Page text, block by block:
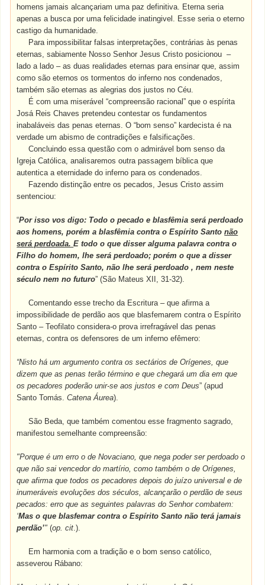
homens jamais alcançariam uma paz definitiva. Eterna seria
apenas a busca por uma felicidade inatingivel. Esse seria o eterno
castigo da humanidade.
Para impossibilitar falsas interpretações, contrárias às penas
eternas, sabiamente Nosso Senhor Jesus Cristo posicionou –
lado a lado – as duas realidades eternas para ensinar que, assim
como são eternos os tormentos do inferno nos condenados,
também são eternas as alegrias dos justos no Céu.
É com uma miserável “compreensão racional” que o espírita
Josá Reis Chaves pretendeu contestar os fundamentos
inabaláveis das penas eternas. O “bom senso” kardecista é na
verdade um abismo de contradições e falsificações.
Concluindo essa questão com o admirável bom senso da
Igreja Católica, analisaremos outra passagem bíblica que
autentica a eternidade do inferno para os condenados.
Fazendo distinção entre os pecados, Jesus Cristo assim
sentenciou:
“Por isso vos digo: Todo o pecado e blasfêmia será perdoado
aos homens, porém a blasfêmia contra o Espírito Santonão
será perdoada.E todo o que disser alguma palavra contra o
Filho do homem, lhe será perdoado; porém o que a disser
contra o Espírito Santo, não lhe será perdoado , nem neste
século nem no futuro” (São Mateus XII, 31-32).
Comentando esse trecho da Escritura – que afirma a
impossibilidade de perdão aos que blasfemarem contra o Espírito
Santo – Teofilato considera-o prova irrefragável das penas
eternas, contra os defensores de um inferno efêmero:
“Nisto há um argumento contra os sectários de Orígenes, que
dizem que as penas terão término e que chegará um dia em que
os pecadores poderão unir-se aos justos e com Deus” (apud
Santo Tomás.Catena Áurea).
São Beda, que também comentou esse fragmento sagrado,
manifestou semelhante compreensão:
"Porque é um erro o de Novaciano, que nega poder ser perdoado o
que não sai vencedor do martírio, como também o de Orígenes,
que afirma que todos os pecadores depois do juízo universal e de
inumeráveis evoluções dos séculos, alcançarão o perdão de seus
pecados: erro que as seguintes palavras do Senhor combatem:
‘Mas o que blasfemar contra o Espírito Santo não terá jamais
perdão’" (op. cit.).
Em harmonia com a tradição e o bom senso católico,
asseverou Rábano: